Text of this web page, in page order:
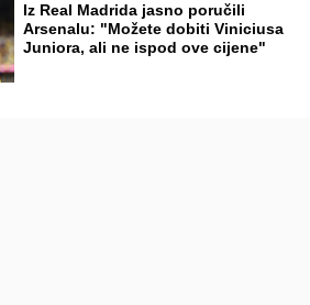
Iz Real Madrida jasno poručili
Arsenalu: "Možete dobiti Viniciusa
Juniora, ali ne ispod ove cijene"